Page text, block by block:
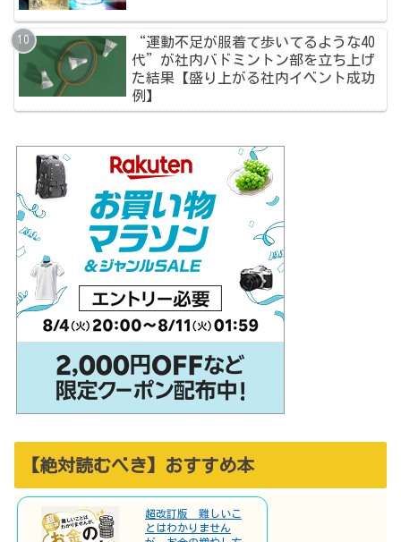
“運動不足が服着て歩いてるような40
代”が社内バドミントン部を立ち上げ
た結果【盛り上がる社内イベント成功
例】
【絶対読むべき】おすすめ本
超改訂版 難しいこ
とはわかりません